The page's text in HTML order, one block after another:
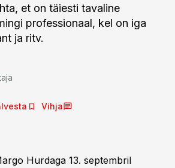
et on täiesti tavaline
professionaal, kel on iga
ja ritv.
Vihja
Hurdaga 13. septembril